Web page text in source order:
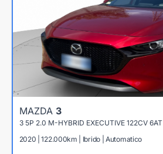
MAZDA 3
3 5P 2.0 M-HYBRID EXECUTIVE 122CV 6AT
2020 | 122.000km | Ibrido | Automatico